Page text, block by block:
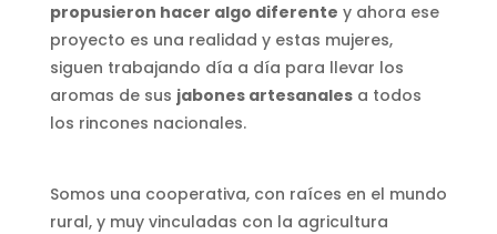
propusieron hacer algo diferente y ahora ese
proyecto es una realidad y estas mujeres,
siguen trabajando día a día para llevar los
aromas de sus jabones artesanalesa todos
los rincones nacionales.
Somos una cooperativa, con raíces en el mundo
rural, y muy vinculadas con la agricultura